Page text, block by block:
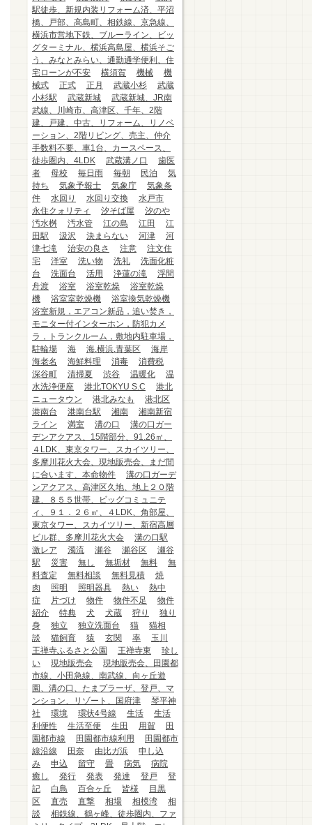
駅徒歩、新規内装リフォーム済、平沼
橋、戸部、高島町、相鉄線、京急線、
横浜市営地下鉄、ブルーライン、ビッ
グターミナル、横浜高島屋、横浜そご
う、みなとみらい、通勤通学便利、住
宅ローンが不安
横須賀 機械
機
械式
正式 正月 武蔵小杉
武蔵
小杉駅
武蔵新城
武蔵新城、JR南
武線、川崎市、高津区、千年、2階
建、戸建、中古、リフォーム、リノベ
ーション、2階リビング、売主、仲介
手数料不要、車1台、カースペース、
徒歩圏内、4LDK
武蔵溝ノ口
歯医
者
母校 毎日雨 毎朝 民泊
気
持ち
気象予報士 気象庁
気象条
件
水回り 水回り交換
水戸市
永住クォリティ
汐そば屋
汐のや
汚水桝
汚水管 江の島 江田
江
田駅
汲沢 決まらない 河津
河
津七滝
治安の良さ 注意
注文住
宅
洋室 洗い物 洗礼
洗面化粧
台
洗面台 活用 浄蓮の滝
浮間
舟渡
浴室 浴室乾燥
浴室乾燥
機
浴室室乾燥機
浴室換気乾燥機
浴室新規，エアコン新品，追い焚き，
モニター付インターホン，防犯カメ
ラ，トランクルーム，敷地内駐車場，
駐輪場
海 海.横浜.青葉区
海岸
海老名
海鮮料理 消毒
消費税
深谷町
清掃夏 渋谷 温暖化
温
水洗浄便座
港北TOKYU S.C
港北
ニュータウン
港北みなも
港北区
港南台
港南台駅 湘南
湘南新宿
ライン
満室 溝の口
溝の口ガー
デンアクアス、15階部分、91.26㎡、
４LDK、東京タワー、スカイツリー、
多摩川花火大会、現地販売会、まだ間
に合います、本命物件
溝の口ガーデ
ンアクアス、高津区久地、地上２０階
建、８５５世帯、ビッグコミュニテ
ィ、９１．２６㎡、４LDK、角部屋、
東京タワー、スカイツリー、新宿高層
ビル群、多摩川花火大会
溝の口駅
激レア
濁流 瀬谷 瀬谷区
瀬谷
駅
災害 無し 無垢材 無料
無
料査定
無料相談 無料見積
焼
肉
照明 照明器具 熱い
熱中
症
片づけ 物件 物件不足
物件
紹介
特典 犬 犬蔵 狩り
独り
身
独立 独立洗面台 猫
猫相
談
猫飼育 猿 玄関 率
玉川
王禅寺ふるさと公園
王禅寺東
珍し
い
現地販売会
現地販売会、田園都
市線、小田急線、南武線、向ヶ丘遊
園、溝の口、たまプラーザ、登戸、マ
ンション、リゾート、国府津
琴平神
社
環境 環状4号線 生活
生活
利便性
生活至便 生田 用賀
田
園都市線
田園都市線利用
田園都市
線沿線
田奈 由比ガ浜
申し込
み
申込 留守 畳 病気
病院
癒し
発行 発表 発達 登戸
登
記
白鳥 百合ヶ丘 皆様
目黒
区
直売 直撃 相場 相模湾
相
談
相鉄線、鶴ヶ峰、徒歩圏内、ファ